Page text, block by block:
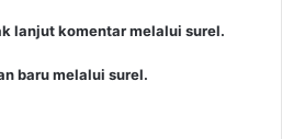
lanjut komentar melalui surel.
baru melalui surel.